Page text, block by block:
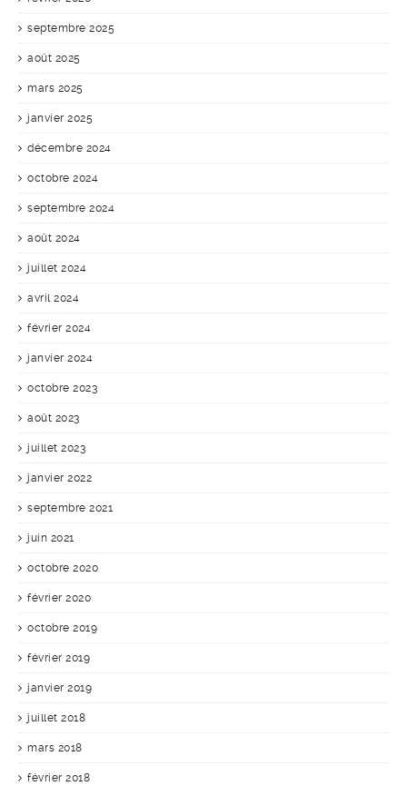
septembre 2025
août 2025
mars 2025
janvier 2025
décembre 2024
octobre 2024
septembre 2024
août 2024
juillet 2024
avril 2024
février 2024
janvier 2024
octobre 2023
août 2023
juillet 2023
janvier 2022
septembre 2021
juin 2021
octobre 2020
février 2020
octobre 2019
février 2019
janvier 2019
juillet 2018
mars 2018
février 2018